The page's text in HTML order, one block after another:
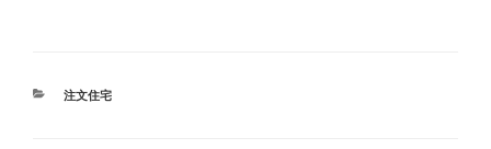
e
カ
注文住宅